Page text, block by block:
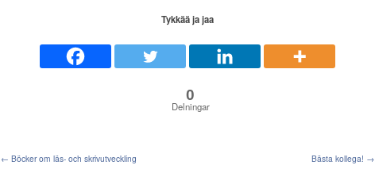
Tykkää ja jaa
0
Delningar
← Böcker om läs- och skrivutveckling Bästa kollega! →